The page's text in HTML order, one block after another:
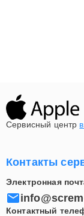
Сервисный центр
Контакты
Электронная
Контактный